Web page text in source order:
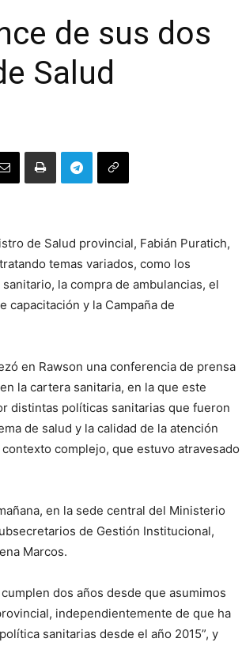
de sus dos
Salud
de Salud provincial, Fabián Puratich,
temas variados, como los
la compra de ambulancias, el
capacitación y la Campaña de
en Rawson una conferencia de prensa
la cartera sanitaria, en la que este
distintas políticas sanitarias que fueron
de salud y la calidad de la atención
complejo, que estuvo atravesado
en la sede central del Ministerio
de Gestión Institucional,
Marcos.
dos años desde que asumimos
independientemente de que ha
sanitarias desde el año 2015”, y